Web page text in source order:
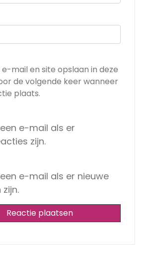
e-mail en site opslaan in deze
de volgende keer wanneer
plaats.
e-mail als er
zijn.
e-mail als er nieuwe